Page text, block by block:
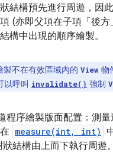
結構預先進行周遊，因
(亦即父項在子項「後方
構中出現的順序繪製。
製不在有效區域內的 View 物
以呼叫 invalidate() 強制
程序繪製版面配置：測
measure(int, int)
狀結構由上而下執行周遊